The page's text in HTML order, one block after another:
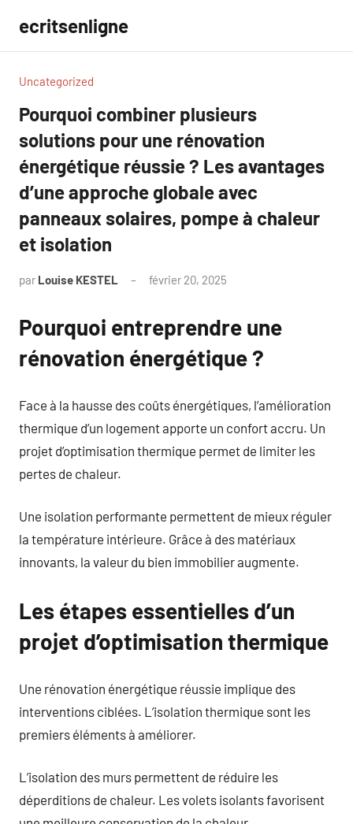
contenu
ecritsenligne
Uncategorized
Pourquoi combiner plusieurs
solutions pour une rénovation
énergétique réussie ? Les avantages
d’une approche globale avec
panneaux solaires, pompe à chaleur
et isolation
par Louise KESTEL février 20, 2025
Pourquoi entreprendre une
rénovation énergétique ?
Face à la hausse des coûts énergétiques, l’amélioration
thermique d’un logement apporte un confort accru. Un
projet d’optimisation thermique permet de limiter les
pertes de chaleur.
Une isolation performante permettent de mieux réguler
la température intérieure. Grâce à des matériaux
innovants, la valeur du bien immobilier augmente.
Les étapes essentielles d’un
projet d’optimisation thermique
Une rénovation énergétique réussie implique des
interventions ciblées. L’isolation thermique sont les
premiers éléments à améliorer.
L’isolation des murs permettent de réduire les
déperditions de chaleur. Les volets isolants favorisent